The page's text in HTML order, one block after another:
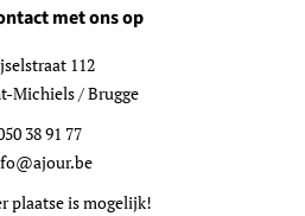
met ons op
112
Michiels / Brugge
38 91 77
plaatse is mogelijk!